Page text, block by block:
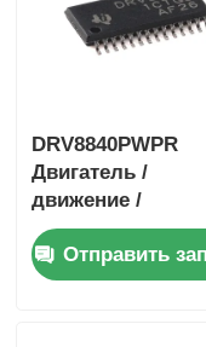
DRV8840PWPR
Двигатель /
движение /
контроллеры
зажигания и
драйверы 5A
Отправить